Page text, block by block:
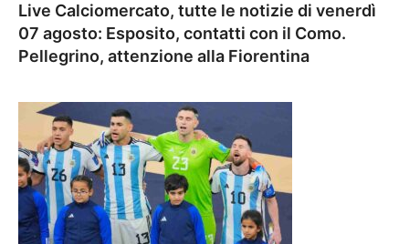
Live Calciomercato, tutte le notizie di venerdì
07 agosto: Esposito, contatti con il Como.
Pellegrino, attenzione alla Fiorentina